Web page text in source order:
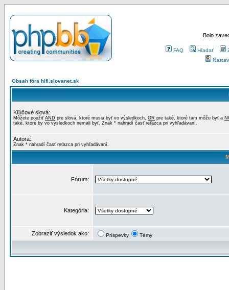
Bolo
FAQ Hľadať
Obsah fóra hifi.slovanet.sk
Kľúčové slová:
Môžete použiť AND pre slová, ktoré musia byť vo výsledkoch, OR pre také, ktoré tam môžu byť a
také, ktoré by vo výsledkoch nemali byť. Znak * nahradí časť reťazca pri vyhľadávaní.
Autora:
Znak * nahradí časť reťazca pri vyhľadávaní.
Fórum:
Kategória:
Zobraziť výsledok ako: Príspevky Témy